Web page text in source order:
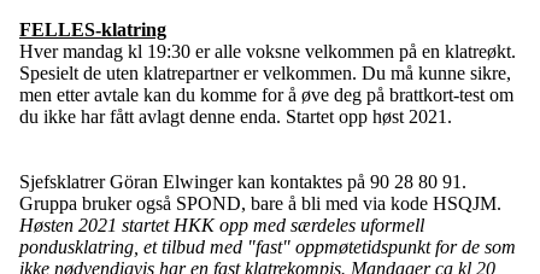
FELLES-klatring
Hver mandag kl 19:30 er alle voksne velkommen på en klatreøkt.
Spesielt de uten klatrepartner er velkommen. Du må kunne sikre,
men etter avtale kan du komme for å øve deg på brattkort-test om
du ikke har fått avlagt denne enda. Startet opp høst 2021.
Sjefsklatrer Göran Elwinger kan kontaktes på 90 28 80 91.
Gruppa bruker også SPOND, bare å bli med via kode HSQJM.
Høsten 2021 startet HKK opp med særdeles uformell
pondusklatring, et tilbud med "fast" oppmøtetidspunkt for de som
ikke nødvendigvis har en fast klatrekompis. Mandager ca kl 20